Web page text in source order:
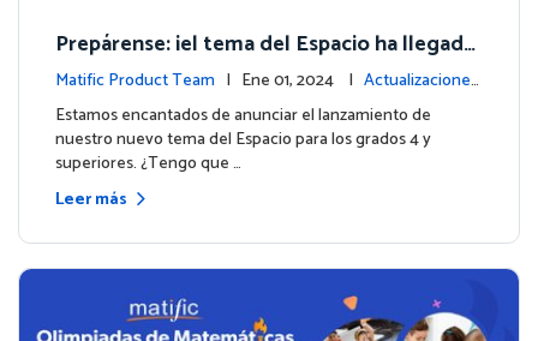
Prepárense: ¡el tema del Espacio ha llegado
para los grados 4 y superiores!
Matific Product Team | Ene 01, 2024 | Actualizaciones
de la plataforma
Estamos encantados de anunciar el lanzamiento de
nuestro nuevo tema del Espacio para los grados 4 y
superiores. ¿Tengo que …
Leer más